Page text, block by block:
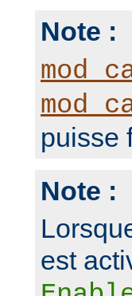
Note :
puisse
Note :
est